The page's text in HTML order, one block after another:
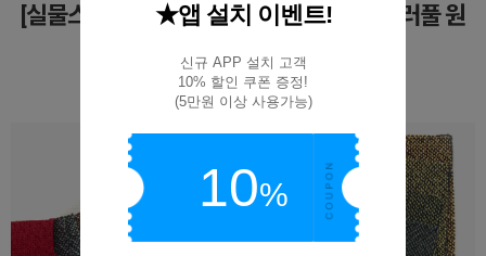
[실물스와치] 바이핸즈 클래식 선염체크 컬러풀 원
SW-EY20029-H~16
★앱 설치 이벤트!
신규 APP 설치 고객
10% 할인 쿠폰 증정!
(5만원 이상 사용가능)
10%